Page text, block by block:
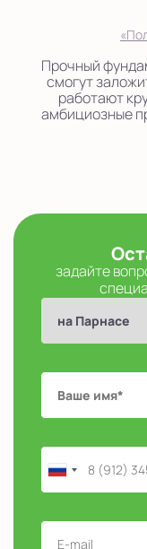
Прочный
смогут
работают
амбициозные
задайте